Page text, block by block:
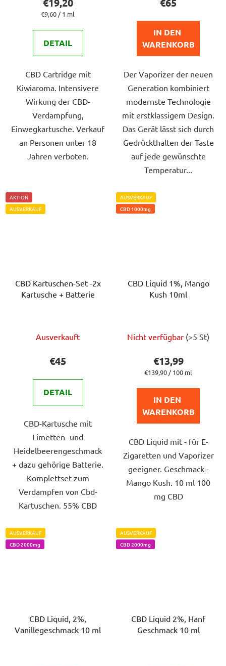
ist
von
€19,20
Verkaufspreis:
€9,60 / 1 ml
DETAIL
CBD Cartridge mit
Kiwiaroma. Intensivere
Wirkung der CBD-
Verdampfung,
Einwegkartusche. Verkauf
an Personen unter 18
Jahren verboten.
von
€65
IN DEN
WARENKORB
Der Vaporizer der neuen
Generation kombiniert
modernste Technologie
mit erstklassigem Design.
Das Gerät lässt sich durch
Gedrückthalten der Taste
auf jede gewünschte
Temperatur...
AKTION
AUSVERKAUF
CBD Kartuschen-Set -2x
Kartusche + Batterie
durchschnittliche
5,0
von
Sternen.
Ausverkauft
€45
DETAIL
CBD-Kartusche mit
Limetten- und
Heidelbeerengeschmack
+ dazu gehörige Batterie.
Komplettset zum
Verdampfen von Cbd-
Kartuschen. 55% CBD
AUSVERKAUF
CBD 1000mg
CBD Liquid 1%, Mango
Kush 10ml
ist
von
5
Sternen.
Nicht verfügbar (>5 St)
€13,99
Verkaufspreis:
€139,90 / 100 ml
IN DEN
WARENKORB
CBD Liquid mit - für E-
Zigaretten und Vaporizer
geeigner. Geschmack -
Mango Kush. 10 ml 100
mg CBD
AUSVERKAUF
CBD 2000mg
CBD Liquid, 2%,
Vanillegeschmack 10 ml
AUSVERKAUF
CBD 2000mg
CBD Liquid 2%, Hanf
Geschmack 10 ml